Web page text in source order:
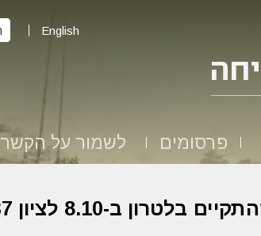
English
פרסומים לשמור על הקשר